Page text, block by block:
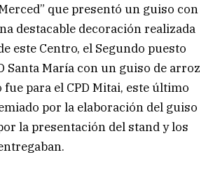
que presentó un guiso con
destacable decoración realizada
este Centro, el Segundo puesto
Santa María con un guiso de arroz
fue para el CPD Mitai, este último
por la elaboración del guiso
la presentación del stand y los